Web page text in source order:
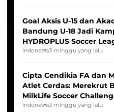
Goal Aksis U-15 dan
Bandung U-18 Jadi
HYDROPLUS Soccer
2025/2026
Indonesia3 minggu yang lalu
Cipta Cendikia FA dan
Atlet Cerdas: Merekrut
MilkLife Soccer
HYDROPLUS Soccer
Indonesia3 minggu yang lalu